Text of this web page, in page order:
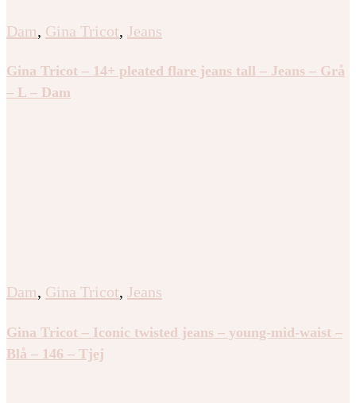
Dam, Gina Tricot, Jeans
Gina Tricot – 14+ pleated flare jeans tall – Jeans – Grå
– L – Dam
Dam, Gina Tricot, Jeans
Gina Tricot – Iconic twisted jeans – young-mid-waist –
Blå – 146 – Tjej